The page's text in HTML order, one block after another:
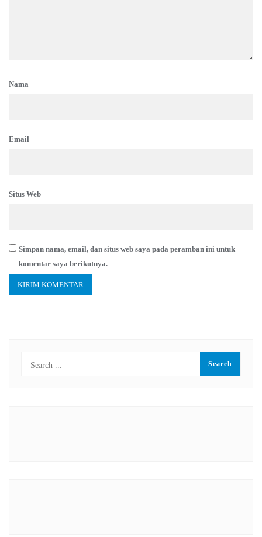
Nama
Email
Situs Web
Simpan nama, email, dan situs web saya pada peramban ini untuk
komentar saya berikutnya.